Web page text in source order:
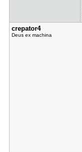
crepator4
Deus ex machina